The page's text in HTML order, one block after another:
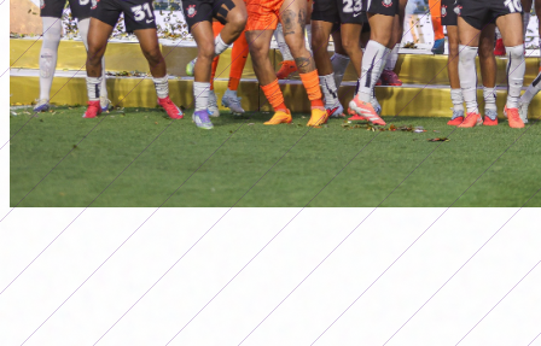
primera a
PRÊMIO CONMEBOL
LIBERTADORES FEMENINA 2025: